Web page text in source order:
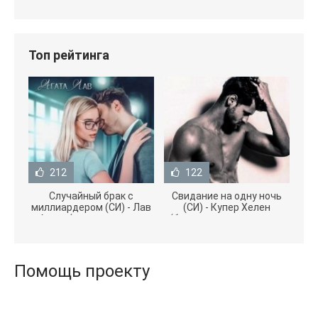
Топ рейтинга
212
Случайный брак с
миллиардером (СИ) - Лав
Агата (полная версия
122
Свидание на одну ночь
(СИ) - Купер Хелен
(бесплатные серии книг
Помощь проекту